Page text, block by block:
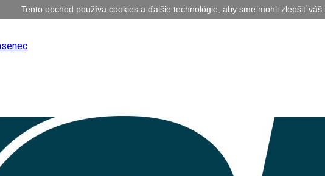
Tento obchod používa cookies a ďalšie technológie, aby sme mohli zlepšiť